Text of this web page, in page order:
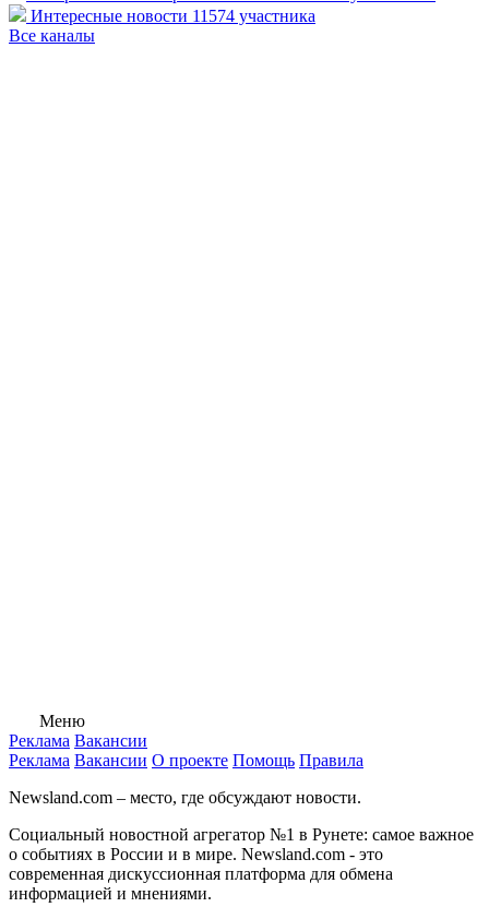
Интересные новости 11574 участника
Все каналы
Меню
Реклама Вакансии
Реклама Вакансии О проекте Помощь Правила
Newsland.com – место, где обсуждают новости.
Социальный новостной агрегатор №1 в Рунете: самое важное
о событиях в России и в мире. Newsland.com - это
современная дискуссионная платформа для обмена
информацией и мнениями.